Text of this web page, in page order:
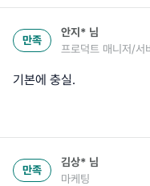
만족
안지* 님
프로덕트 매니저/서
기본에 충실.
만족
김상* 님
마케팅